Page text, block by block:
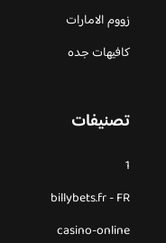
زووم الامارات
كافيهات جده
تصنيفات
1
billybets.fr - FR
casino-online